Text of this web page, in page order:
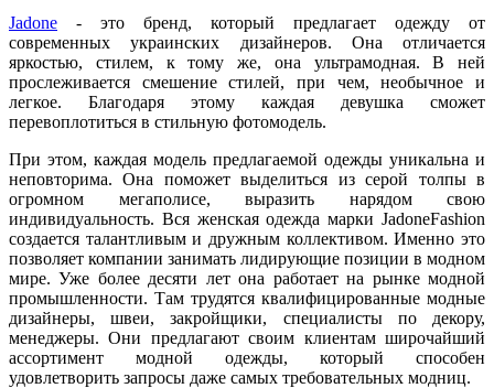
Jadone - это бренд, который предлагает одежду от
современных украинских дизайнеров. Она отличается
яркостью, стилем, к тому же, она ультрамодная. В ней
прослеживается смешение стилей, при чем, необычное и
легкое. Благодаря этому каждая девушка сможет
перевоплотиться в стильную фотомодель.
При этом, каждая модель предлагаемой одежды уникальна и
неповторима. Она поможет выделиться из серой толпы в
огромном мегаполисе, выразить нарядом свою
индивидуальность. Вся женская одежда марки JadoneFashion
создается талантливым и дружным коллективом. Именно это
позволяет компании занимать лидирующие позиции в модном
мире. Уже более десяти лет она работает на рынке модной
промышленности. Там трудятся квалифицированные модные
дизайнеры, швеи, закройщики, специалисты по декору,
менеджеры. Они предлагают своим клиентам широчайший
ассортимент модной одежды, который способен
удовлетворить запросы даже самых требовательных модниц.